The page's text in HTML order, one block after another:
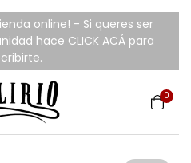
online! - Si queres ser
hace CLICK ACÁ para
0